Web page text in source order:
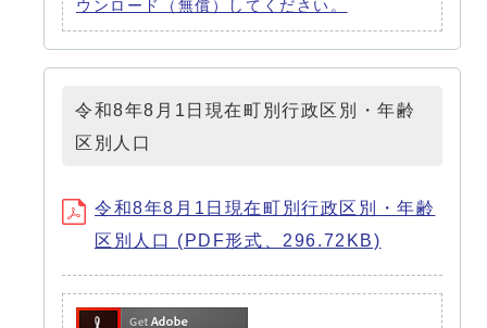
ウンロード（無償）してください。
令和8年8月1日現在町別行政区別・年齢
区別人口
令和8年8月1日現在町別行政区別・年齢
区別人口 (PDF形式、296.72KB)